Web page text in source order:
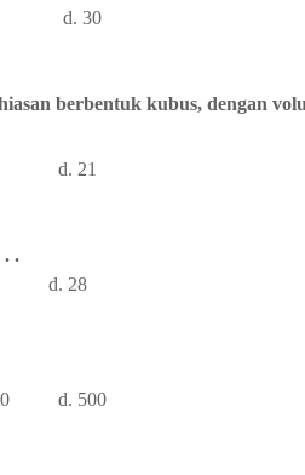
d. 30
berbentuk kubus, dengan
d. 21
. .
d. 28
d. 500